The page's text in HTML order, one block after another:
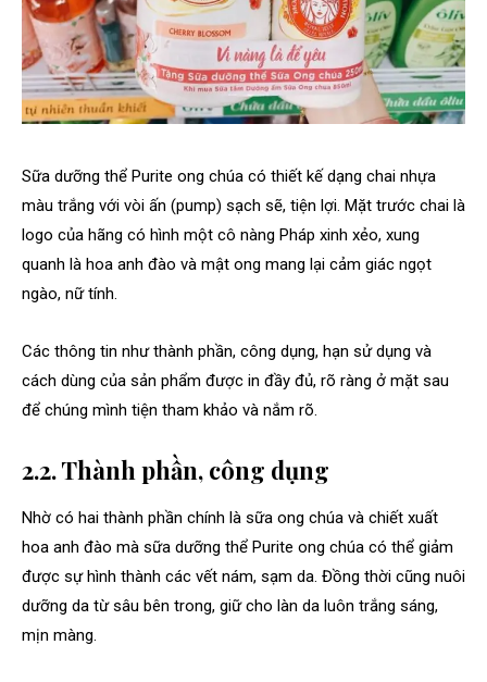
Sữa dưỡng thể Purite ong chúa có thiết kế dạng chai nhựa
màu trắng với vòi ấn (pump) sạch sẽ, tiện lợi. Mặt trước chai là
logo của hãng có hình một cô nàng Pháp xinh xẻo, xung
quanh là hoa anh đào và mật ong mang lại cảm giác ngọt
ngào, nữ tính.
Các thông tin như thành phần, công dụng, hạn sử dụng và
cách dùng của sản phẩm được in đầy đủ, rõ ràng ở mặt sau
để chúng mình tiện tham khảo và nắm rõ.
2.2. Thành phần, công dụng
Nhờ có hai thành phần chính là sữa ong chúa và chiết xuất
hoa anh đào mà sữa dưỡng thể Purite ong chúa có thể giảm
được sự hình thành các vết nám, sạm da. Đồng thời cũng nuôi
dưỡng da từ sâu bên trong, giữ cho làn da luôn trắng sáng,
mịn màng.